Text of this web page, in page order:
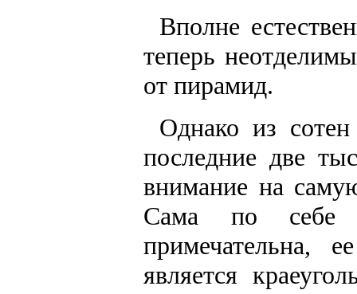
Вполне
теперь
от пирамид.
Однако из
последние две
внимание на
Сама по себе
является